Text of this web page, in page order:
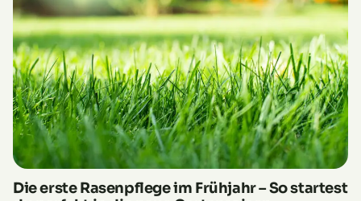
Die erste Rasenpflege im Frühjahr – So startest